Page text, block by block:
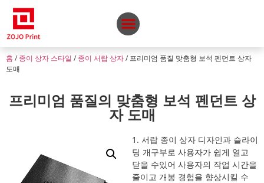
홈 / 종이 상자 스타일 / 종이 서랍 상자/ 프리미엄 품질 맞춤형 보석 펜던트 상자
도매
프리미엄 품질의 맞춤형 보석 펜던트 상
자 도매
1. 서랍 종이 상자 디자인과 슬라이
딩 개구부로 사용자가 쉽게 열고
닫을 수있어 사용자의 작업 시간을
줄이고 개봉 경험을 향상시킬 수